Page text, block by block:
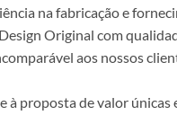
na fabricação e
Original com
aos nossos
à proposta de valor